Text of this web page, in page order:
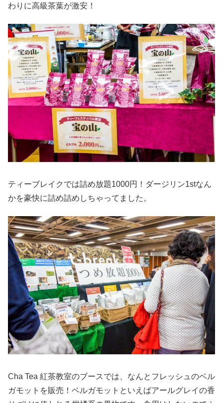
わりに高級茶葉が激安！
ティーブレイクでは詰め放題1000円！ダージリン1stなん
かを豪快に詰め詰めしちゃってました。
Cha Tea 紅茶教室のブースでは、なんとフレッシュのベル
ガモットを販売！ベルガモットといえばアールグレイの香